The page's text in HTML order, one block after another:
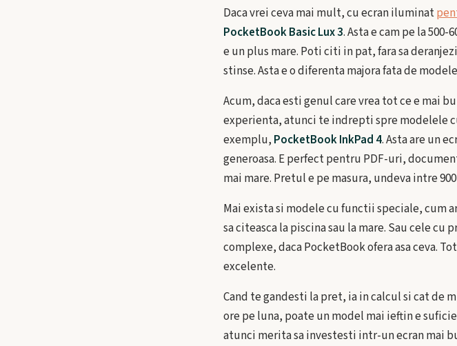
Daca vrei ceva mai mult, cu ecran iluminat
PocketBook Basic Lux 3. Asta e cam pe la
e un plus mare. Poti citi in pat, fara sa
stinse. Asta e o diferenta majora fata de
Acum, daca esti genul care vrea tot ce e mai
experienta, atunci te indrepti spre modelele
exemplu, PocketBook InkPad 4. Asta are un
generoasa. E perfect pentru PDF-uri,
mai mare. Pretul e pe masura, undeva intre 900
Mai exista si modele cu functii speciale, cum
sa citeasca la piscina sau la mare. Sau cele
complexe, daca PocketBook ofera asa ceva.
excelente.
Cand te gandesti la pret, ia in calcul si cat de
ore pe luna, poate un model mai ieftin e
atunci merita sa investesti intr-un ecran mai